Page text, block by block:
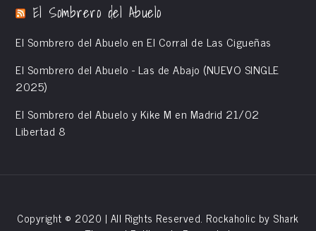
El Sombrero del Abuelo
El Sombrero del Abuelo en El Corral de Las Cigueñas
El Sombrero del Abuelo - Las de Abajo (NUEVO SINGLE
2025)
El Sombrero del Abuelo y Kike M en Madrid 21/02
Libertad 8
Copyright © 2020 | All Rights Reserved. Rockaholic by Shark